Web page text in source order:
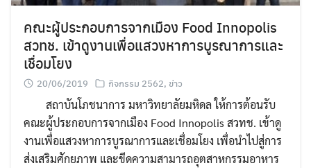
คณะผู้ประกอบการจากเมือง Food Innopolis
สวทช. เข้าดูงานเพื่อแสวงหาการบูรณาการและ
เชื่อมโยง
20/06/2019 กิจกรรม 2562, ข่าว
สถาบันโภชนาการ มหาวิทยาลัยมหิดล ให้การต้อนรับ
คณะผู้ประกอบการจากเมือง Food Innopolis สวทช. เข้าดู
งานเพื่อแสวงหาการบูรณาการและเชื่อมโยง เพื่อนำไปสู่การ
ส่งเสริมศักยภาพ และขีดความสามารถอุตสาหกรรมอาหาร